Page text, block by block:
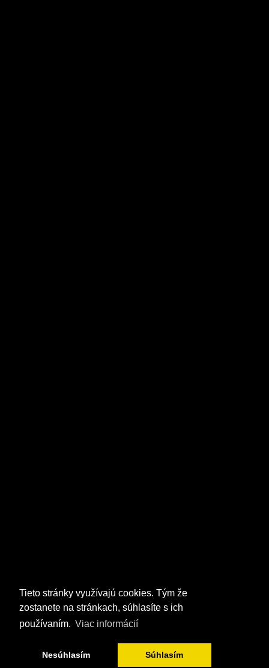
Tieto stránky využívajú cookies. Tým že
zostanete na stránkach, súhlasíte s ich
používaním. Viac informácií
Nesúhlasím Súhlasím